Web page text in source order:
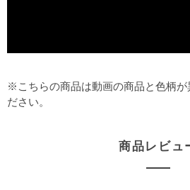
※こちらの商品は動画の商品と色柄が
ださい。
商品レビュ